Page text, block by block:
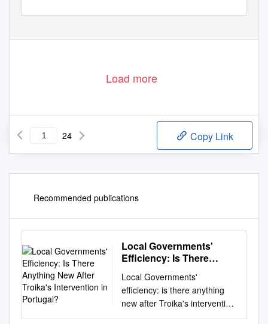
Load more
24 Copy Link
Recommended publications
Local Governments'
Efficiency: Is There
Troika's Intervention in
Portugal?
Local Governments'
efficiency: is there anything
new after Troika's intervention
in Portugal? Maria Basílio